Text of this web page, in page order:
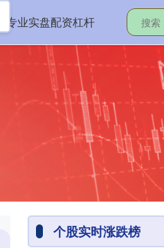
专业实盘配资杠杆
个股实时涨跌榜